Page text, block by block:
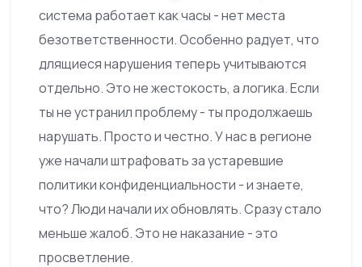
система работает как часы - нет места
безответственности. Особенно радует, что
длящиеся нарушения теперь учитываются
отдельно. Это не жестокость, а логика. Если
ты не устранил проблему - ты продолжаешь
нарушать. Просто и честно. У нас в регионе
уже начали штрафовать за устаревшие
политики конфиденциальности - и знаете,
что? Люди начали их обновлять. Сразу стало
меньше жалоб. Это не наказание - это
просветление.